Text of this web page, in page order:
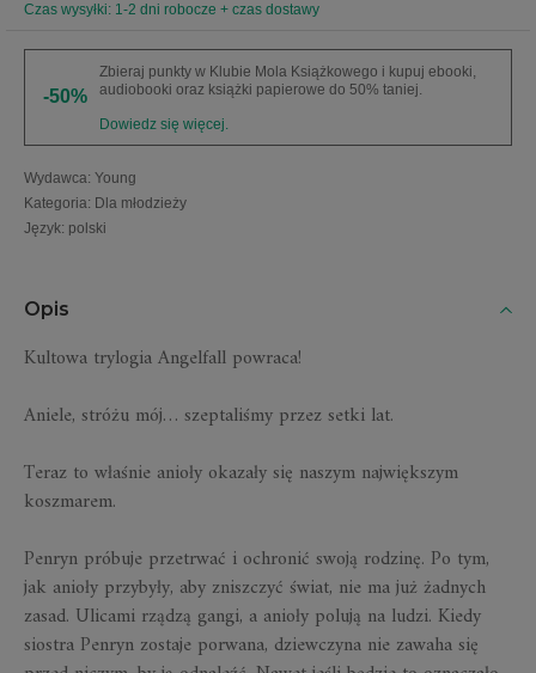
Czas wysyłki: 1-2 dni robocze + czas dostawy
-50%
Zbieraj punkty w Klubie Mola Książkowego i kupuj ebooki,
audiobooki oraz książki papierowe do 50% taniej.
Dowiedz się więcej.
Wydawca: Young
Kategoria: Dla młodzieży
Język: polski
Opis
Kultowa trylogia Angelfall powraca!
Aniele, stróżu mój… szeptaliśmy przez setki lat.
Teraz to właśnie anioły okazały się naszym największym
koszmarem.
Penryn próbuje przetrwać i ochronić swoją rodzinę. Po tym,
jak anioły przybyły, aby zniszczyć świat, nie ma już żadnych
zasad. Ulicami rządzą gangi, a anioły polują na ludzi. Kiedy
siostra Penryn zostaje porwana, dziewczyna nie zawaha się